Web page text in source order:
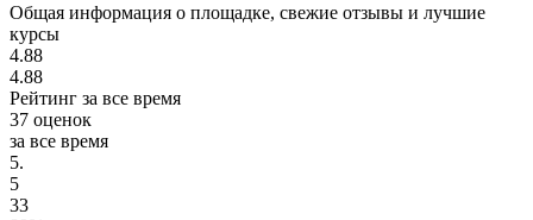
Общая информация о площадке, свежие отзывы и лучшие
курсы
4.88
4.88
Рейтинг за все время
37 оценок
за все время
5.
5
33